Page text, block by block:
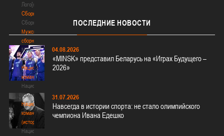
Лого[modid=121]
Сборные
Сборные
Мужские
сборные
Мужские
сборные
Национальная
команда
Национальная
команда
Национальная
команда
(история)
Национальная
ПОСЛЕДНИЕ НОВОСТИ
04.08.2026
«MINSK» представил Беларусь на «Играх Будущего –
2026»
31.07.2026
Навсегда в истории спорта: не стало олимпийского
чемпиона Ивана Едешко